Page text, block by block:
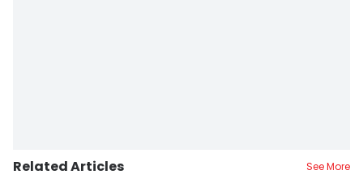
Related Articles See More